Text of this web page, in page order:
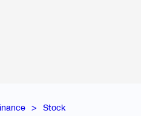
Stock